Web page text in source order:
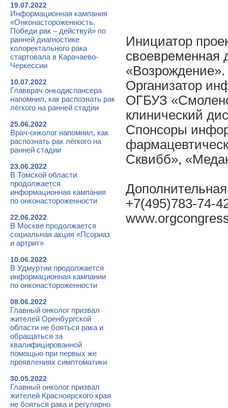
19.07.2022
Информационная кампания
«Онконастороженность.
Победи рак – действуй» по
ранней диагностике
колоректального рака
стартовала в Карачаево-
Черкессии
10.07.2022
Главврач онкодиспансера
напомнил, как распознать рак
лёгкого на ранней стадии
25.06.2022
Врач-онколог напомнил, как
распознать рак лёгкого на
ранней стадии
23.06.2022
В Томской области
продолжается
информационная кампания
по онконастороженности
22.06.2022
В Москве продолжается
социальная акция «Псориаз
и артрит»
10.06.2022
В Удмуртии продолжается
информационная кампании
по онконастороженности
08.06.2022
Главный онколог призвал
жителей Оренбургской
области не бояться рака и
обращаться за
квалифицированной
помощью при первых же
проявлениях симптоматики
30.05.2022
Главный онколог призвал
жителей Красноярского края
не бояться рака и регулярно
Инициатор
своевременная
«Возрождение».
Организатор
ОГБУЗ
клинический
Спонсоры
Сквибб»,
+7(495)783-74-